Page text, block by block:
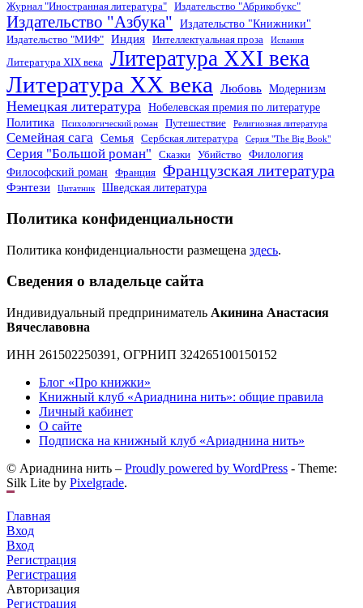
Журнал "Иностранная литература"
Издательство "Абрикобукс"
Издательство "Азбука" Издательство "Книжники"
Издательство "МИФ" Индия Интеллектуальная проза Испания
Литература XIX века Литература XXI века
Литература XX века Любовь Модернизм
Немецкая литература Нобелевская премия по литературе
Политика
Психологический роман Путешествие Религиозная литература
Семейная сага Семья Сербская литература Серия "The Big Book"
Серия "Большой роман" Сказки Убийство
Филология
Философский роман
Франция Французская литература
Фэнтези Цитатник Шведская литература
Политика конфиденциальности
Политика конфиденциальности размещена здесь.
Сведения о владельце сайта
Индивидуальный предприниматель Акинина Анастасия
Вячеславовна
ИНН 261502250391, ОГРНИП 324265100150152
Блог «Про книжки»
Книжный клуб «Ариаднина нить»: общие правила
Личный кабинет
О сайте
Подписка на книжный клуб «Ариаднина нить»
© Ариаднина нить – Proudly powered by WordPress - Theme:
Silk Lite by Pixelgrade.
Главная
Вход
Вход
Регистрация
Регистрация
Авторизация
Регистрация